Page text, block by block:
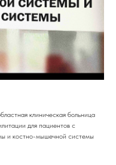
клиническая больница
для пациентов с
и костно-мышечной системы